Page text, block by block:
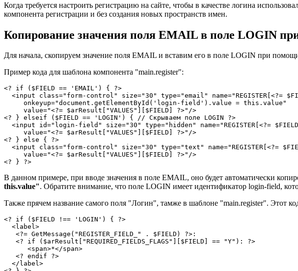
Когда требуется настроить регистрацию на сайте, чтобы в качестве логина
компонента регистрации и без создания новых пространств имен.
Копирование значения поля EMAIL в поле LOGIN
Для начала, скопируем значение поля EMAIL и вставим его в поле LOGIN при
Пример кода для шаблона компонента "main.register":
<? if ($FIELD == 'EMAIL') { ?>
<input class="form-control" size="30" type="email" name="REGISTER[<?=
     onkeyup="document.getElementById('login-field').value = this.value"
     value="<?= $arResult["VALUES"][$FIELD] ?>"/>
<? } elseif ($FIELD == 'LOGIN') { // Скрываем поле LOGIN ?>
<input id="login-field" size="30" type="hidden" name="REGISTER[<?=
     value="<?= $arResult["VALUES"][$FIELD] ?>"/>
<? } else { ?>
<input class="form-control" size="30" type="text" name="REGISTER[<?=
     value="<?= $arResult["VALUES"][$FIELD] ?>"/>
В данном примере, при вводе значения в поле EMAIL, оно будет автоматически
this.value". Обратите внимание, что поле LOGIN имеет идентификатор login-field,
Также прячем название самого поля "Логин", тамже в шаблоне "main.register". Этот
<? if ($FIELD !== 'LOGIN') { ?>
  <label>
   <?= GetMessage("REGISTER_FIELD_" . $FIELD) ?>:
   <? if ($arResult["REQUIRED_FIELDS_FLAGS"][$FIELD] == "Y"): ?>
      <span>*</span>
   <? endif ?>
  </label>